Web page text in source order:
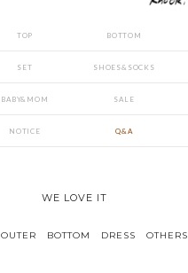
TOP BOTTOM
SET SHOES&SOCKS
BABY&MOM SALE
NOTICE Q&A
WE LOVE IT
OUTER BOTTOM DRESS OTHERS